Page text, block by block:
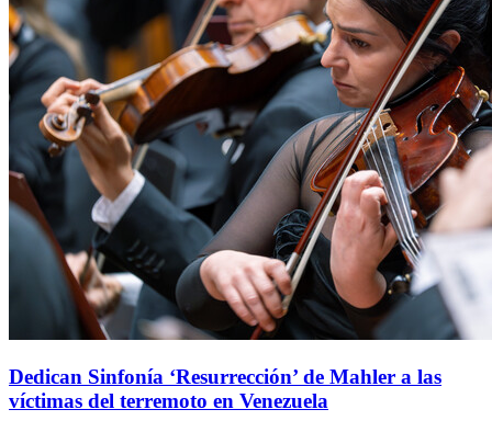
Dedican Sinfonía ‘Resurrección’ de Mahler a las
víctimas del terremoto en Venezuela